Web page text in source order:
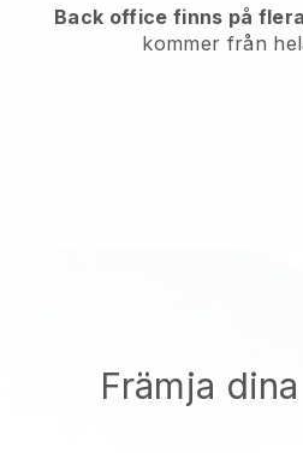
Back office finns på
kommer från
Främja